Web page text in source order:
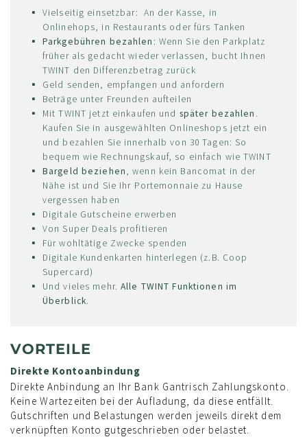
Vielseitig einsetzbar: An der Kasse, in
Onlinehops, in Restaurants oder fürs Tanken
Parkgebühren bezahlen : Wenn Sie den Parkplatz
früher als gedacht wieder verlassen, bucht Ihnen
TWINT den Differenzbetrag zurück
Geld senden, empfangen und anfordern
Beträge unter Freunden aufteilen
Mit TWINT jetzt einkaufen und später bezahlen .
Kaufen Sie in ausgewählten Onlineshops jetzt ein
und bezahlen Sie innerhalb von 30 Tagen: So
bequem wie Rechnungskauf, so einfach wie TWINT
Bargeld beziehen, wenn kein Bancomat in der
Nähe ist und Sie Ihr Portemonnaie zu Hause
vergessen haben
Digitale Gutscheine erwerben
Von Super Deals profitieren
Für wohltätige Zwecke spenden
Digitale Kundenkarten hinterlegen (z.B. Coop
Supercard)
Und vieles mehr. Alle TWINT Funktionen im
Überblick.
VORTEILE
Direkte Kontoanbindung
Direkte Anbindung an Ihr Bank Gantrisch Zahlungskonto.
Keine Wartezeiten bei der Aufladung, da diese entfällt.
Gutschriften und Belastungen werden jeweils direkt dem
verknüpften Konto gutgeschrieben oder belastet.